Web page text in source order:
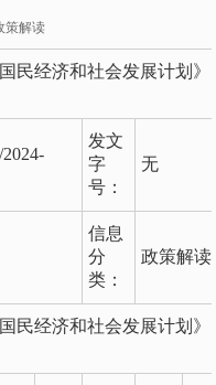
策解读
民经济和社会发展计划》
2024-
发文
字
号：
无
信息
分
类：
政策解读
民经济和社会发展计划》